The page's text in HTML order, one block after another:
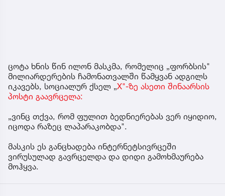
ცოტა ხნის წინ ილონ მასკმა, რომელიც „ფორბსის"
მილიარდერების ჩამონათვალში წამყვან ადგილს
იკავებს, სოციალურ ქსელ „X"-ზე ასეთი შინაარსის
პოსტი გაავრცელა:
„ვინც თქვა, რომ ფულით ბედნიერებას ვერ იყიდიო,
იცოდა რაზეც ლაპარაკობდა".
მასკის ეს განცხადება ინტერნეტსივრცეში
ვირუსულად გავრცელდა და დიდი გამოხმაურება
მოჰყვა.